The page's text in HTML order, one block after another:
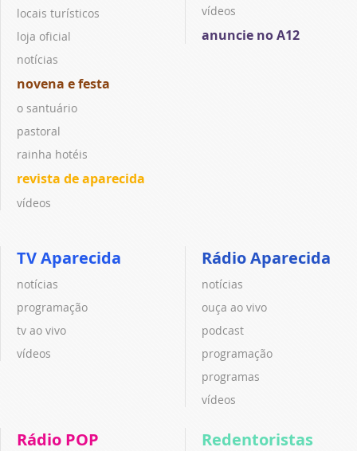
locais turísticos
loja oficial
notícias
novena e festa
o santuário
pastoral
rainha hotéis
revista de aparecida
vídeos
vídeos
anuncie no A12
TV Aparecida
notícias
programação
tv ao vivo
vídeos
Rádio Aparecida
notícias
ouça ao vivo
podcast
programação
programas
vídeos
Rádio POP Redentoristas